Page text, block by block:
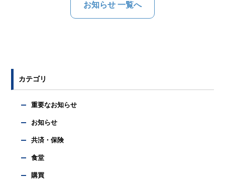
お知らせ 一覧へ
カテゴリ
重要なお知らせ
お知らせ
共済・保険
食堂
購買